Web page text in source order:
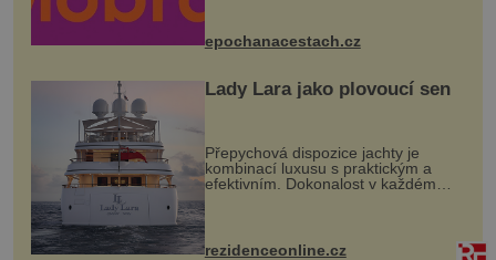
mohou těšit na víno, burčák, pes...
epochanacestach.cz
Lady Lara jako plovoucí sen
Přepychová dispozice jachty je
kombinací luxusu s praktickým a
efektivním. Dokonalost v každém
detailu představuje značka Fendi
Casa, kterou byly vybaveny její
paluby. Monacký přístav nabízí
každoročn...
rezidenceonline.cz